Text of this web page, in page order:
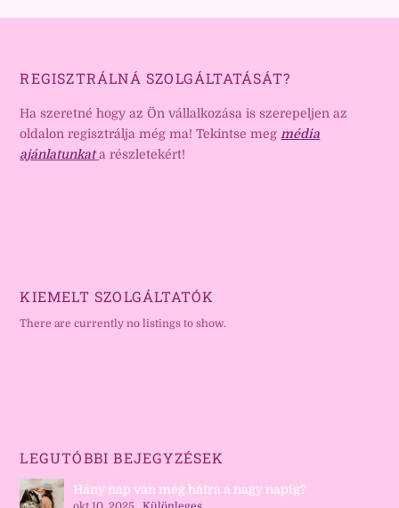
REGISZTRÁLNÁ SZOLGÁLTATÁSÁT?
Ha szeretné hogy az Ön vállalkozása is szerepeljen az
oldalon regisztrálja még ma! Tekintse megmédia
ajánlatunkat a részletekért!
KIEMELT SZOLGÁLTATÓK
There are currently no listings to show.
LEGUTÓBBI BEJEGYZÉSEK
Hány nap van még hátra a nagy napig?